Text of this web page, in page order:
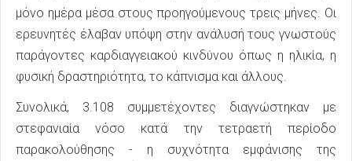
μόνο ημέρα μέσα στους προηγούμενους τρεις μήνες. Οι
ερευνητές έλαβαν υπόψη στην ανάλυσή τους γνωστούς
παράγοντες καρδιαγγειακού κινδύνου όπως η ηλικία, η
φυσική δραστηριότητα, το κάπνισμα και άλλους.
Συνολικά, 3.108 συμμετέχοντες διαγνώστηκαν με
στεφανιαία νόσο κατά την τετραετή περίοδο
παρακολούθησης - η συχνότητα εμφάνισης της